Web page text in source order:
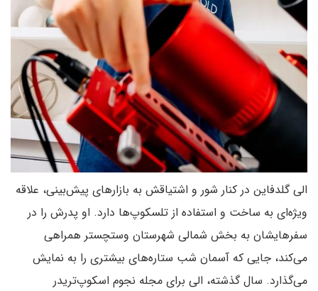
الی گلدفاین در کنار شور و اشتیاقش به بازارهای پیش‌بینی، علاقه
ویژه‌ای به ساخت و استفاده از تلسکوپ‌ها دارد. او پدرش را در
سفرهایشان به بخش شمالی شهرستان وستچستر همراهی
می‌کند، جایی که آسمان شب ستاره‌های بیشتری را به نمایش
می‌گذارد. سال گذشته، الی برای مجله نجوم اسکوپ‌تریدر